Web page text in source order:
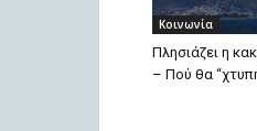
Κοινωνία
Πλησιάζει η
– Πού θα